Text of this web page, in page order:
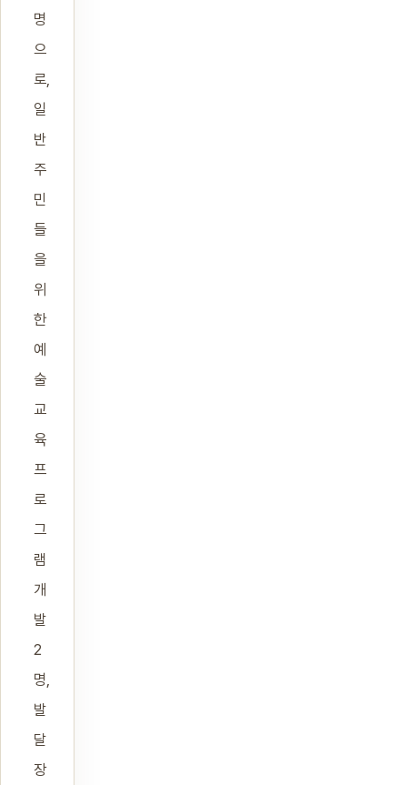
명
으
로,
일
반
주
민
들
을
위
한
예
술
교
육
프
로
그
램
개
발
2
명,
발
달
장